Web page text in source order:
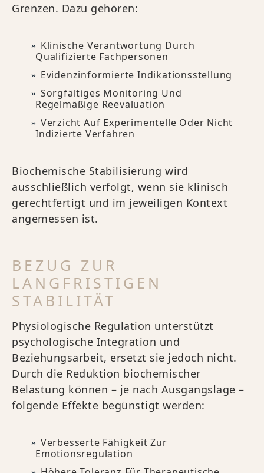
Grenzen. Dazu gehören:
Klinische Verantwortung Durch
Qualifizierte Fachpersonen
Evidenzinformierte Indikationsstellung
Sorgfältiges Monitoring Und
Regelmäßige Reevaluation
Verzicht Auf Experimentelle Oder Nicht
Indizierte Verfahren
Biochemische Stabilisierung wird
ausschließlich verfolgt, wenn sie klinisch
gerechtfertigt und im jeweiligen Kontext
angemessen ist.
BEZUG ZUR
LANGFRISTIGEN
STABILITÄT
Physiologische Regulation unterstützt
psychologische Integration und
Beziehungsarbeit, ersetzt sie jedoch nicht.
Durch die Reduktion biochemischer
Belastung können – je nach Ausgangslage –
folgende Effekte begünstigt werden:
Verbesserte Fähigkeit Zur
Emotionsregulation